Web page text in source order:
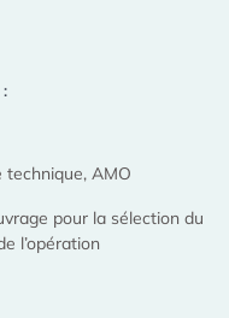
:
AMO
pour la sélection du
l’opération